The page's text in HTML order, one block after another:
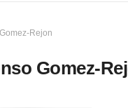
Rejon
Gomez-